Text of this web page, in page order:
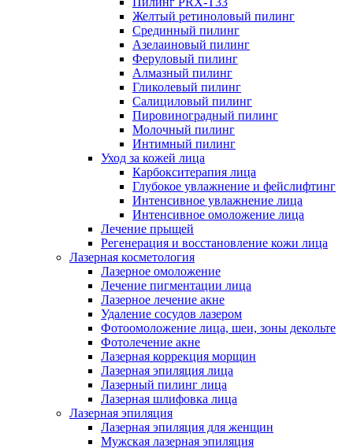
Желтый ретиноловый пилинг
Срединный пилинг
Азелаиновый пилинг
Феруловый пилинг
Алмазный пилинг
Гликолевый пилинг
Салициловый пилинг
Пировиноградный пилинг
Молочный пилинг
Интимный пилинг
Уход за кожей лица
Карбокситерапия лица
Глубокое увлажнение и фейслифтинг
Интенсивное увлажнение лица
Интенсивное омоложение лица
Лечение прыщей
Регенерация и восстановление кожи лица
Лазерная косметология
Лазерное омоложение
Лечение пигментации лица
Лазерное лечение акне
Удаление сосудов лазером
Фотоомоложение лица, шеи, зоны декольте
Фотолечение акне
Лазерная коррекция морщин
Лазерная эпиляция лица
Лазерный пилинг лица
Лазерная шлифовка лица
Лазерная эпиляция
Лазерная эпиляция для женщин
Мужская лазерная эпиляция